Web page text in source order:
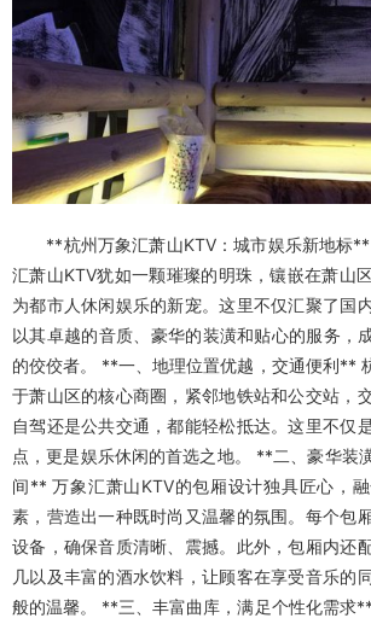
**杭州万象汇萧山KTV：城市娱乐新地标**
汇萧山KTV犹如一颗璀璨的明珠，镶嵌在萧山
为都市人休闲娱乐的新宠。这里不仅汇聚了国
以其卓越的音质、豪华的装潢和贴心的服务，
的佼佼者。 **一、地理位置优越，交通便利**
于萧山区的核心商圈，紧邻地铁站和公交站，
自驾还是公共交通，都能轻松抵达。这里不仅
点，更是娱乐休闲的首选之地。 **二、豪华装
间** 万象汇萧山KTV的包厢设计独具匠心，
素，营造出一种既时尚又温馨的氛围。每个包
设备，确保音质清晰、震撼。此外，包厢内还
几以及丰富的酒水饮料，让顾客在享受音乐的
般的温馨。 **三、丰富曲库，满足个性化需求